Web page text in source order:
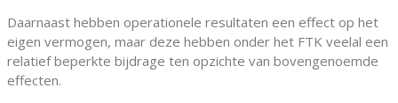
Daarnaast hebben operationele resultaten een effect op het
eigen vermogen, maar deze hebben onder het FTK veelal een
relatief beperkte bijdrage ten opzichte van bovengenoemde
effecten.